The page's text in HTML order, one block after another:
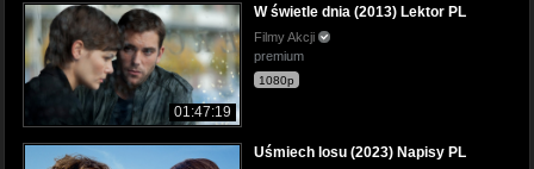
01:47:19
W świetle dnia (2013) Lektor PL
Filmy Akcji
premium
1080p
Uśmiech losu (2023) Napisy PL